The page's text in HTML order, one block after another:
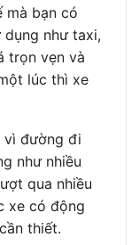
mà bạn có
như taxi,
trọn vẹn và
lúc thì xe
vì đường đi
như nhiều
qua nhiều
xe có động
thiết.